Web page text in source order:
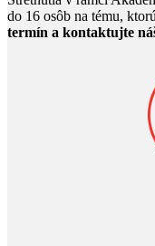
do 16 osôb na tému,
termín a kontaktujte